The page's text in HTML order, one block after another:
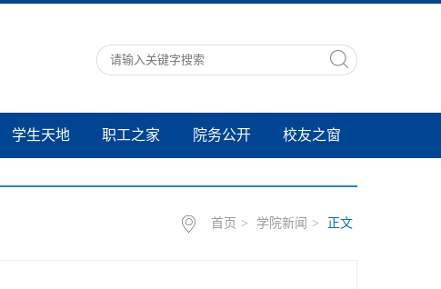
学生天地 职工之家 院务公开 校友之窗
首页 > 学院新闻 > 正文